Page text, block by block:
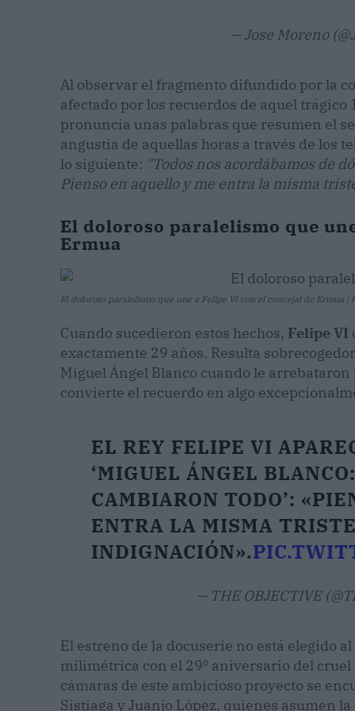
— Jose Moreno
Al observar el fragmento difundido por la
afectado por los recuerdos de aquel
pronuncia unas palabras que resumen el
angustia de aquellas horas a través de los
lo siguiente: "Todos nos acordábamos de
Pienso en aquello y me entra la misma
El doloroso paralelismo que
Ermua
El doloroso paralelismo que une a Felipe VI con el concejal de Ermua |
Cuando sucedieron estos hechos, Felipe VI
exactamente 29 años. Resulta
Miguel Ángel Blanco cuando le
convierte el recuerdo en algo
EL REY FELIPE VI
‘MIGUEL ÁNGEL
CAMBIARON TODO’:
ENTRA LA MISMA
INDIGNACIÓN».
— THE OBJECTIVE
El estreno de la docuserie no está elegido
milimétrica con el 29º aniversario del
cámaras de este ambicioso proyecto se
Sistiaga y Juanjo López, quienes asumen